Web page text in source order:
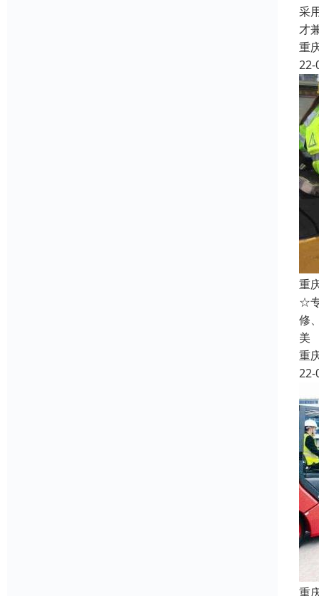
采
才
重
22-
重
☆
修
美
重
22-
重